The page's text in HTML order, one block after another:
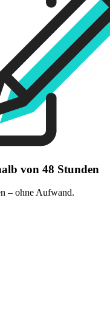
von 48 Stunden
– ohne Aufwand.